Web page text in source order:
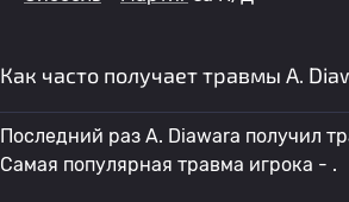
Как часто получает травмы A.
Последний раз A. Diawara получил
Самая популярная травма игрока - .